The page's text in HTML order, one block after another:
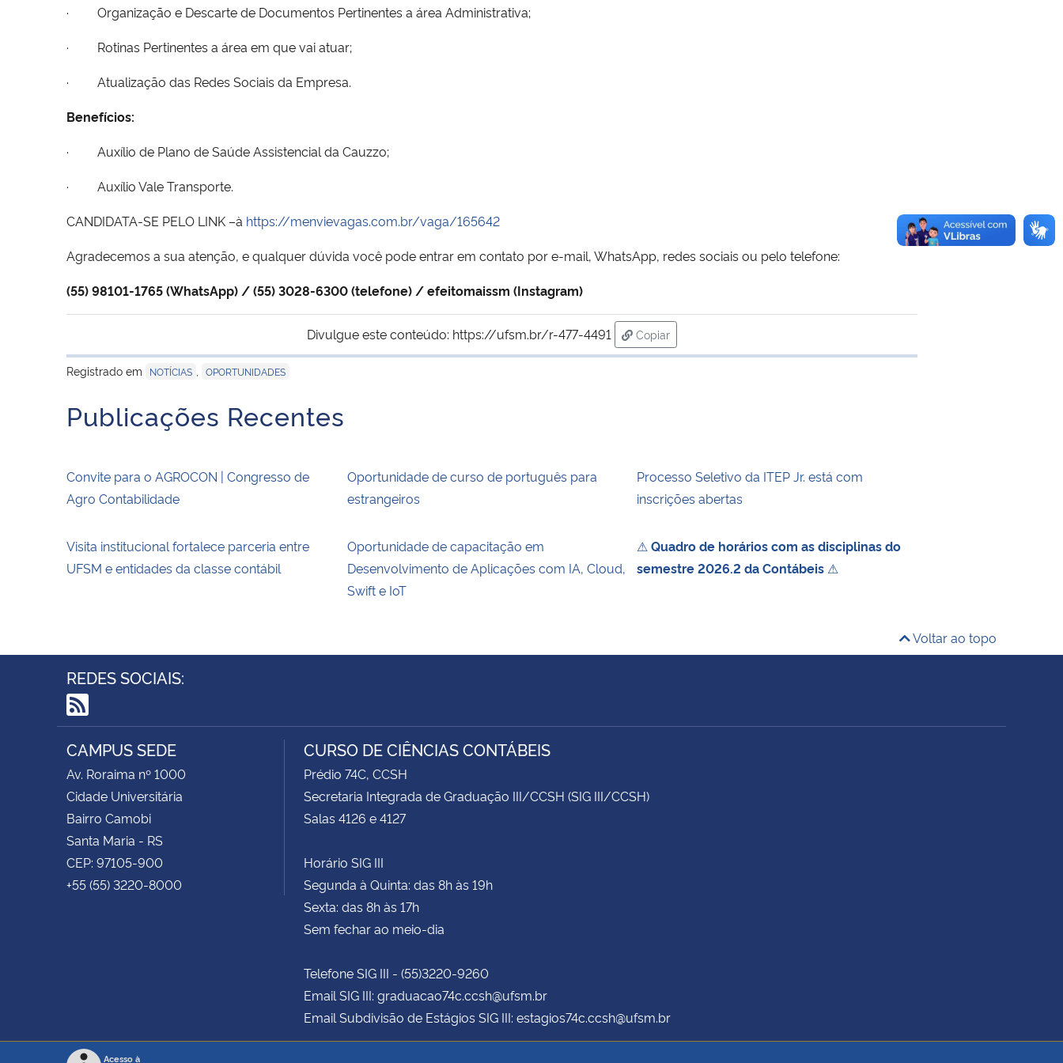
· Organização e Descarte de Documentos Pertinentes a área Administrativa;
· Rotinas Pertinentes a área em que vai atuar;
· Atualização das Redes Sociais da Empresa.
Benefícios:
· Auxílio de Plano de Saúde Assistencial da Cauzzo;
· Auxílio Vale Transporte.
CANDIDATA-SE PELO LINK –à https://menvievagas.com.br/vaga/165642
Agradecemos a sua atenção, e qualquer dúvida você pode entrar em contato por e-mail, WhatsApp, redes sociais ou pelo telefone:
(55) 98101-1765 (WhatsApp) / (55) 3028-6300 (telefone) / efeitomaissm (Instagram)
Divulgue este conteúdo: https://ufsm.br/r-477-4491
Copiar
para área de transferência
Registrado em
NOTÍCIAS OPORTUNIDADES
Publicações Recentes
Convite para o AGROCON | Congresso de
Agro Contabilidade
Oportunidade de curso de português para
estrangeiros
Processo Seletivo da ITEP Jr. está com
inscrições abertas
Visita institucional fortalece parceria entre
UFSM e entidades da classe contábil
Oportunidade de capacitação em
Desenvolvimento de Aplicações com IA, Cloud,
Swift e IoT
⚠Quadro de horários com as disciplinas do
semestre 2026.2 da Contábeis ⚠
Voltar ao topo
REDES SOCIAIS:
RSS
CAMPUS SEDE
Av. Roraima nº 1000
Cidade Universitária
Bairro Camobi
Santa Maria - RS
CEP: 97105-900
+55 (55) 3220-8000
CURSO DE CIÊNCIAS CONTÁBEIS
Prédio 74C, CCSH
Secretaria Integrada de Graduação III/CCSH (SIG III/CCSH)
Salas 4126 e 4127
Horário SIG III
Segunda à Quinta: das 8h às 19h
Sexta: das 8h às 17h
Sem fechar ao meio-dia
Telefone SIG III - (55)3220-9260
Email SIG III: graduacao74c.ccsh@ufsm.br
Email Subdivisão de Estágios SIG III: estagios74c.ccsh@ufsm.br
Acesso à